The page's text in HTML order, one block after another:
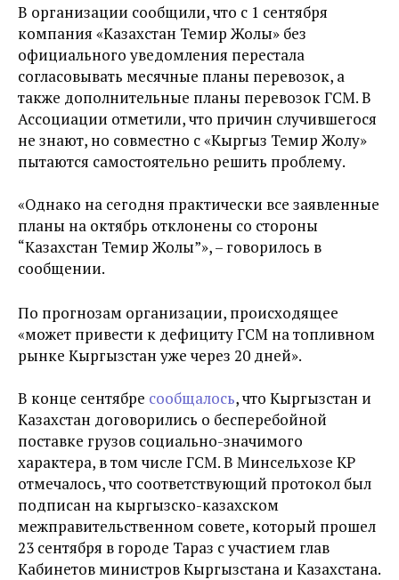
В организации сообщили, что с 1 сентября
компания «Казахстан Темир Жолы» без
официального уведомления перестала
согласовывать месячные планы перевозок, а
также дополнительные планы перевозок ГСМ. В
Ассоциации отметили, что причин случившегося
не знают, но совместно с «Кыргыз Темир Жолу»
пытаются самостоятельно решить проблему.
«Однако на сегодня практически все заявленные
планы на октябрь отклонены со стороны
“Казахстан Темир Жолы”», – говорилось в
сообщении.
По прогнозам организации, происходящее
«может привести к дефициту ГСМ на топливном
рынке Кыргызстан уже через 20 дней».
В конце сентябре сообщалось, что Кыргызстан и
Казахстан договорились о бесперебойной
поставке грузов социально-значимого
характера, в том числе ГСМ. В Минсельхозе КР
отмечалось, что соответствующий протокол был
подписан на кыргызско-казахском
межправительственном совете, который прошел
23 сентября в городе Тараз с участием глав
Кабинетов министров Кыргызстана и Казахстана.